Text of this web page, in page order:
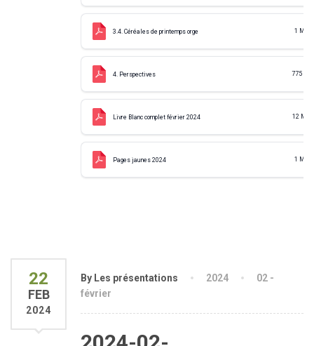
3.4. Céréales de printemps orge 1 MB
4. Perspectives 775 KB
Livre Blanc complet février 2024 12 MB
Pages jaunes 2024 1 MB
22
FEB
2024
By Les présentations 2024
02 -
février